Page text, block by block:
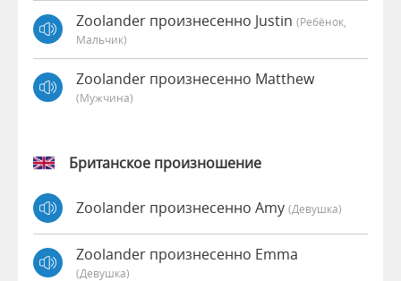
Zoolander произнесенно Justin (Ребёнок,
Мальчик)
Zoolander произнесенно Matthew
(мужчина)
Британское произношение
Zoolander произнесенно Amy (девушка)
Zoolander произнесенно Emma
(девушка)